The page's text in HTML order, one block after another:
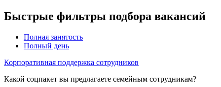
Быстрые фильтры подбора вакансий
Полная занятость
Полный день
Корпоративная поддержка сотрудников
Какой соцпакет вы предлагаете семейным сотрудникам?